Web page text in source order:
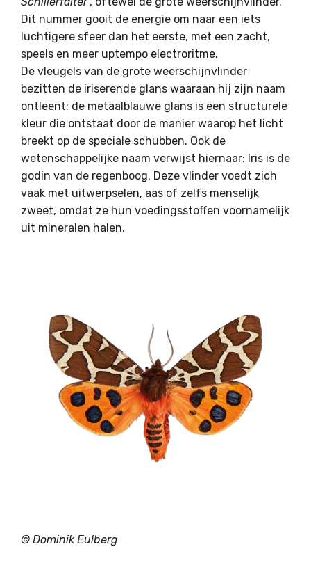
Dit nummer gooit de energie om naar een iets
luchtigere sfeer dan het eerste, met een zacht,
speels en meer uptempo electroritme.
De vleugels van de grote weerschijnvlinder
bezitten de iriserende glans waaraan hij zijn naam
ontleent: de metaalblauwe glans is een structurele
kleur die ontstaat door de manier waarop het licht
breekt op de speciale schubben. Ook de
wetenschappelijke naam verwijst hiernaar: Iris is de
godin van de regenboog. Deze vlinder voedt zich
vaak met uitwerpselen, aas of zelfs menselijk
zweet, omdat ze hun voedingsstoffen voornamelijk
uit mineralen halen.
© Dominik Eulberg